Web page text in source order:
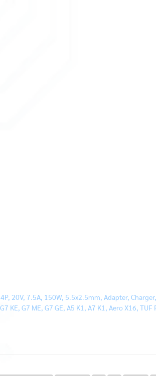
20V, 7.5A, 150W, 5.5x2.5mm, Adapter,
KE, G7 ME, G7 GE, A5 K1, A7 K1, Aero X16,